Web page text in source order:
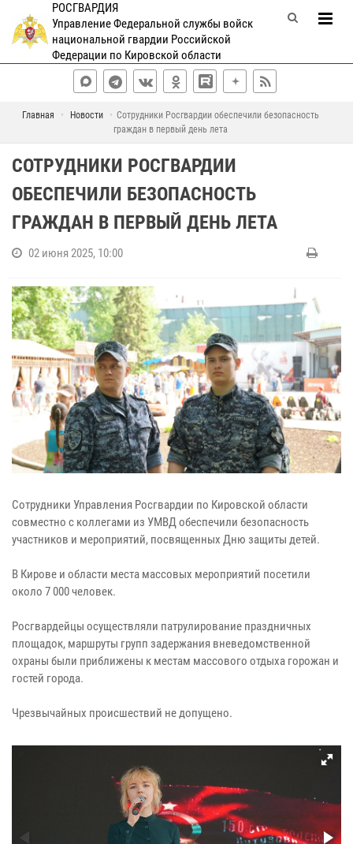
РОСГВАРДИЯ
Управление Федеральной службы войск
национальной гвардии Российской
Федерации по Кировской области
Главная Новости
Сотрудники Росгвардии обеспечили безопасность
граждан в первый день лета
СОТРУДНИКИ РОСГВАРДИИ
ОБЕСПЕЧИЛИ БЕЗОПАСНОСТЬ
ГРАЖДАН В ПЕРВЫЙ ДЕНЬ ЛЕТА
02 июня 2025, 10:00
Сотрудники Управления Росгвардии по Кировской области
совместно с коллегами из УМВД обеспечили безопасность
участников и мероприятий, посвященных Дню защиты детей.
В Кирове и области места массовых мероприятий посетили
около 7 000 человек.
Росгвардейцы осуществляли патрулирование праздничных
площадок, маршруты групп задержания вневедомственной
охраны были приближены к местам массового отдыха горожан и
гостей города.
Чрезвычайных происшествий не допущено.